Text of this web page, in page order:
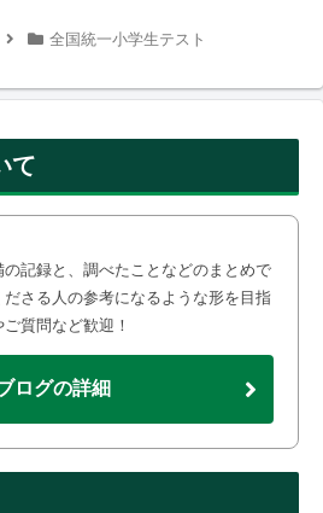
全国統一小学生テスト
て
記録と、調べたことなどのまとめで
さる人の参考になるような形を目指
質問など歓迎！
ログの詳細